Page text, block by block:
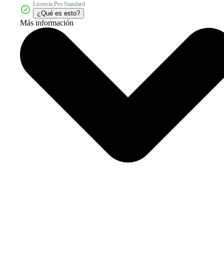
Licencia Pro Standard
¿Qué es esto?
Más información